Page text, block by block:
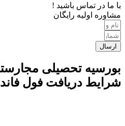
با ما در تماس باشید !
مشاوره اولیه رایگان
ارسال
شرایط دریافت فول فاند